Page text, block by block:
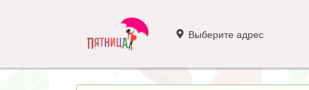
Выберите адрес